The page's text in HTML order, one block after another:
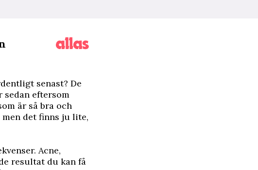
senast? De
eftersom
är så bra och
det finns ju lite,
Acne,
resultat du kan få